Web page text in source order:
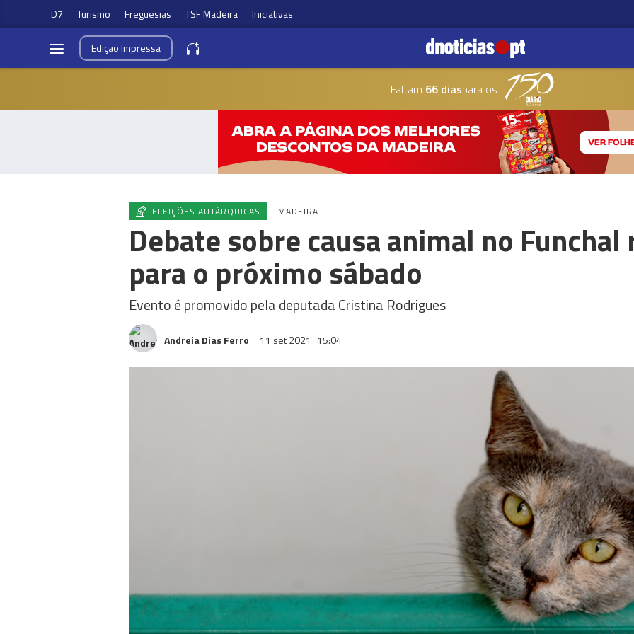
D7 Turismo Freguesias TSF Madeira Iniciativas
EdiçãoImpressa
Faltam 66 diaspara os
ELEIÇÕES AUTÁRQUICAS MADEIRA
Debate sobre causa animal no
para o próximo sábado
Evento é promovido pela deputada Cristina Rodrigues
Andreia Dias Ferro 11 set 2021 15:04